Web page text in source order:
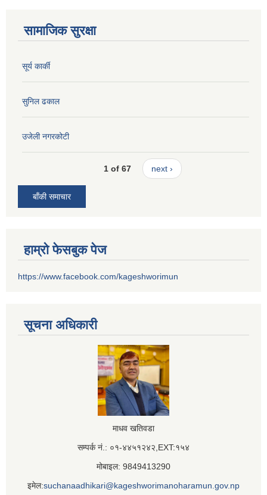
सामाजिक सुरक्षा
सूर्य कार्की
सुनिल ढकाल
उजेली नगरकोटी
1 of 67 next ›
बाँकी समाचार
हाम्रो फेसबुक पेज
https://www.facebook.com/kageshworimun
सूचना अधिकारी
माधव खतिवडा
सम्पर्क नं.: ०१-४४५१२४२,EXT:१५४
मोबाइल: 9849413290
इमेल:suchanaadhikari@kageshworimanoharamun.gov.np